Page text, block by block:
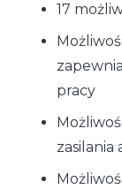
17
pracy